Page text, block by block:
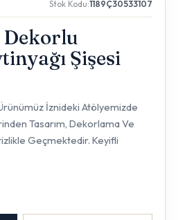
Stok Kodu:1189Ç30533107
Dekorlu
Şişesi
İznideki Atölyemizde
Tasarım, Dekorlama Ve
Geçmektedir. Keyifli